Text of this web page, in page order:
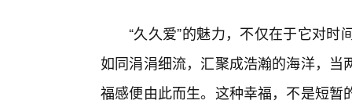
“久久爱”的魅力，不仅在于它对
如同涓涓细流，汇聚成浩瀚的海洋，
福感便由此而生。这种幸福，不是短